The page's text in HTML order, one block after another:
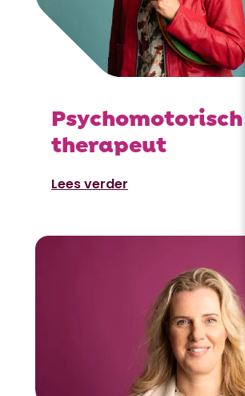
Psychomotorisch
therapeut
Lees verder